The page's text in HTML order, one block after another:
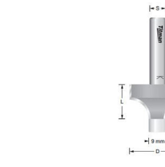
Bildergalerie überspringen